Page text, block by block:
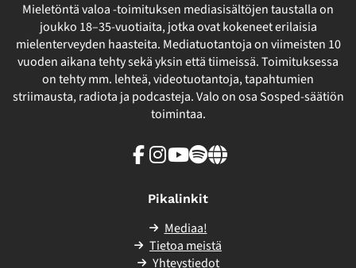
Mieletöntä valoa -toimituksen mediasisältöjen taustalla on
joukko 18–35-vuotiaita, jotka ovat kokeneet erilaisia
mielenterveyden haasteita. Mediatuotantoja on viimeisten 10
vuoden aikana tehty sekä yksin että tiimeissä. Toimituksessa
on tehty mm. lehteä, videotuotantoja, tapahtumien
striimausta, radiota ja podcasteja. Valo on osa Sosped-säätiön
toimintaa.
Facebook
Instagram
Youtube
SpotifyLinkki
Pikalinkit
Mediaa!
Tietoa meistä
Yhteystiedot